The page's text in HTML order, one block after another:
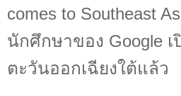
comes to Southeast
นักศึกษาของ Google เ
ตะวันออกเฉียงใต้แล้ว